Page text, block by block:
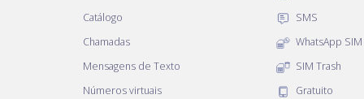
Catálogo
Chamadas
Mensagens de Texto
Números virtuais
SMS
WhatsApp SIM
SIM Trash
Gratuito